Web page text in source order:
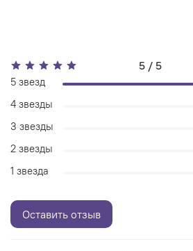
5 / 5
5 звезд
4 звезды
3 звезды
2 звезды
1 звезда
Оставить отзыв